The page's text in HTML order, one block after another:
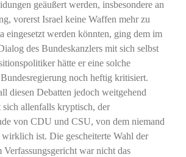
geäußert werden, insbesondere an
vorerst Israel keine Waffen mehr zu
eingesetzt werden könnten, ging dem im
des Bundeskanzlers mit sich selbst
hätte er eine solche
noch heftig kritisiert.
diesen Debatten jedoch weitgehend
sich allenfalls kryptisch, der
von CDU und CSU, von dem niemand
ist. Die gescheiterte Wahl der
war nicht das